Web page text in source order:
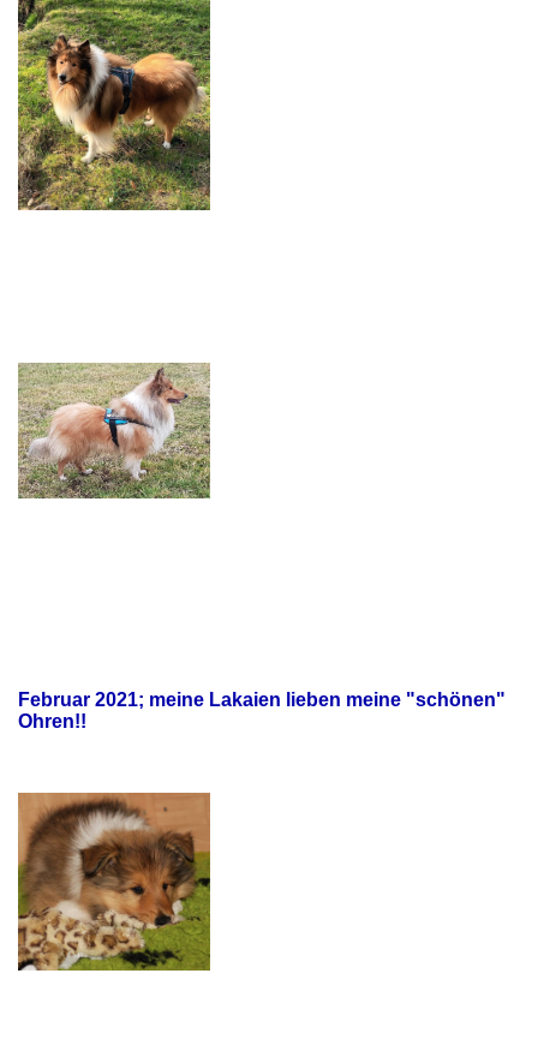
Februar 2021; meine Lakaien lieben meine "schönen"
Ohren!!